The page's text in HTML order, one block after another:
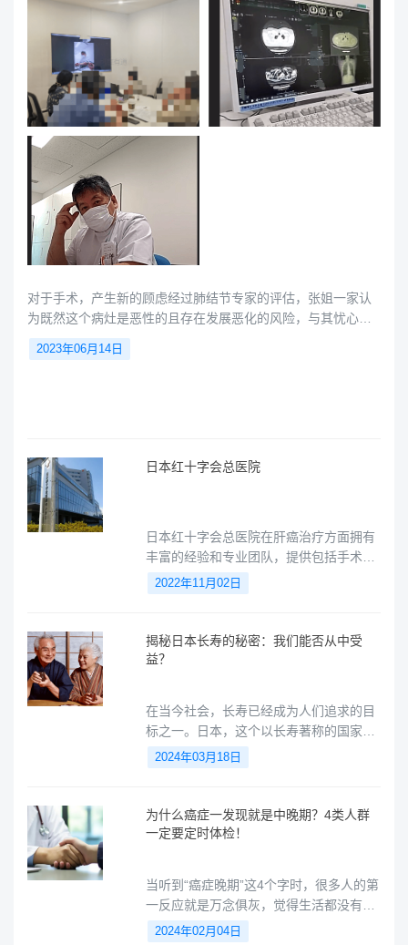
对于手术，产生新的顾虑经过肺结节专家的评估，张姐一家认
为既然这个病灶是恶性的且存在发展恶化的风险，与其忧心忡
忡地观察，不如尽早进行手术切除，以确保安全。考虑手术需
要住院休息一段时间，张姐开始调整工作事项。但一周后，张
2023年06月14日
日本红十字会总医院
日本红十字会总医院在肝癌治疗方面拥有
丰富的经验和专业团队，提供包括手术、
介入治疗、化疗和靶向治疗在内的综合治
疗方案。
2022年11月02日
揭秘日本长寿的秘密：我们能否从中受
益？
在当今社会，长寿已经成为人们追求的目
标之一。日本，这个以长寿著称的国家，
拥有许多百岁老人。那么，他们长寿的秘
密究竟是什么呢？本文将为你揭开日本长
2024年03月18日
为什么癌症一发现就是中晚期？4类人群
一定要定时体检！
当听到“癌症晚期”这4个字时，很多人的第
一反应就是万念俱灰，觉得生活都没有了
意义，但你有没有想过，为什么癌症一发
2024年02月04日